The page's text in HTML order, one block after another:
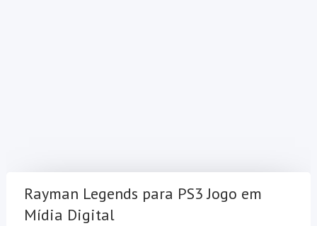
Rayman Legends para PS3 Jogo em
Mídia Digital